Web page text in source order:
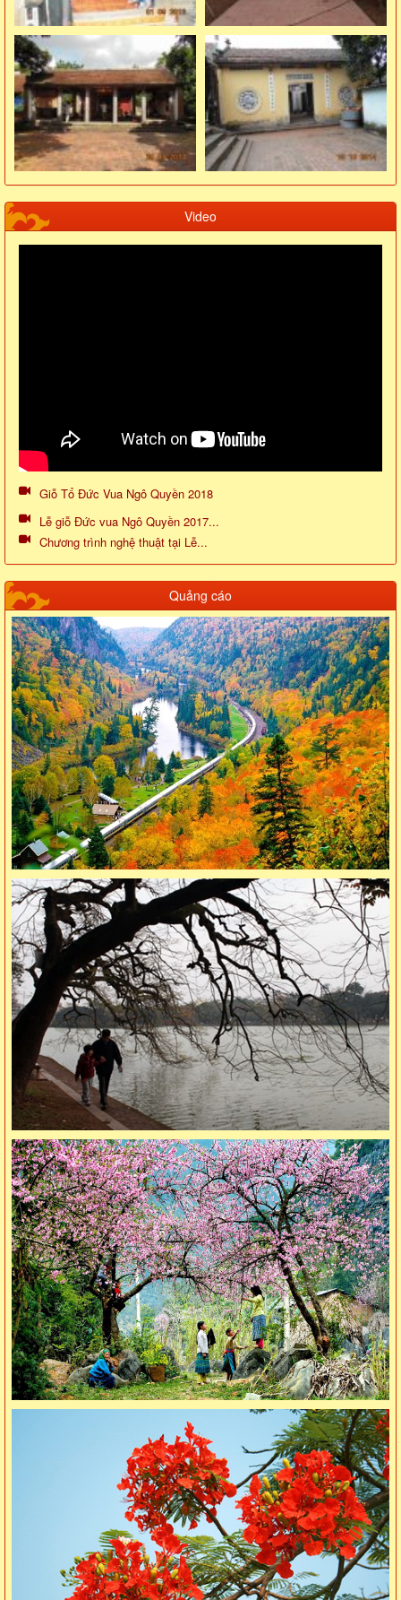
Video
Giỗ Tổ Đức Vua Ngô Quyền 2018
Lễ giỗ Đức vua Ngô Quyền 2017...
Chương trình nghệ thuật tại Lễ...
Quảng cáo